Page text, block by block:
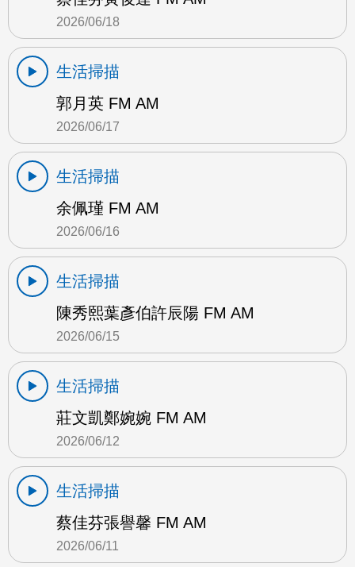
2026/06/18
生活掃描
郭月英 FM AM
2026/06/17
生活掃描
余佩瑾 FM AM
2026/06/16
生活掃描
陳秀熙葉彥伯許辰陽 FM AM
2026/06/15
生活掃描
莊文凱鄭婉婉 FM AM
2026/06/12
生活掃描
蔡佳芬張譽馨 FM AM
2026/06/11